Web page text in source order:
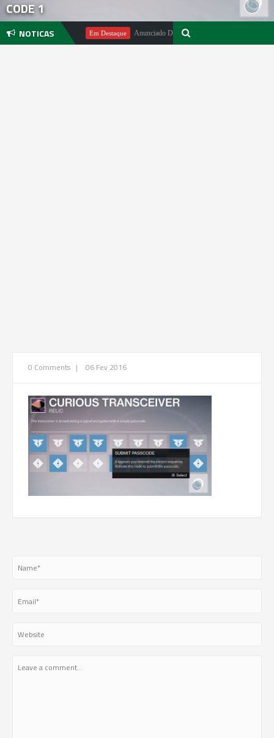
CODE 1
NOTICAS
Pachter Em Destaque Anunciado DualSense The Last of Us Limited
0 Comments | 06 Fev 2016